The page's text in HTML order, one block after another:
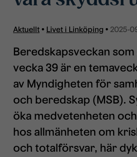
Aktuellt • Livet i Linköping • 2025-
Beredskapsveckan
vecka 39 är en
av Myndigheten för
och beredskap (MSB).
öka medvetenheten
hos allmänheten om
och totalförsvar, här